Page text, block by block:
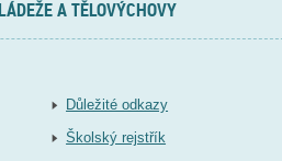
A TĚLOVÝCHOVY
Důležité odkazy
Školský rejstřík